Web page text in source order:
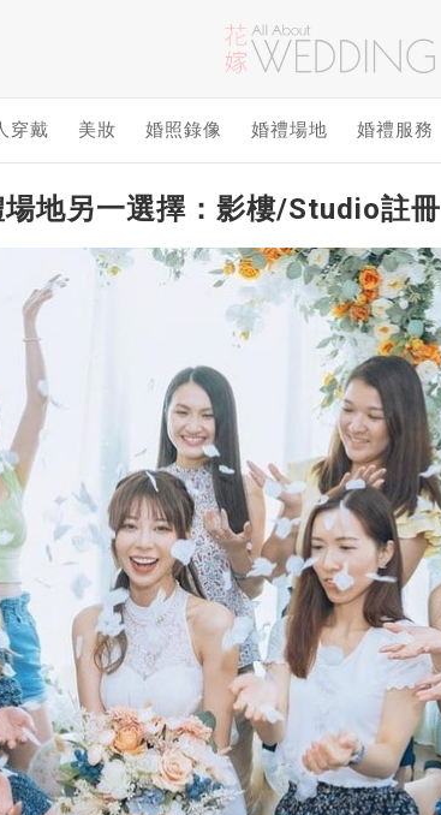
穿戴 美妝 婚照錄像 婚禮場地 婚禮服務
地另一選擇：影樓/Studio註冊